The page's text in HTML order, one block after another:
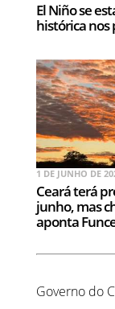
El Niño se
histórica nos
1 DE JUNHO DE
Ceará terá
junho, mas
aponta
Governo do